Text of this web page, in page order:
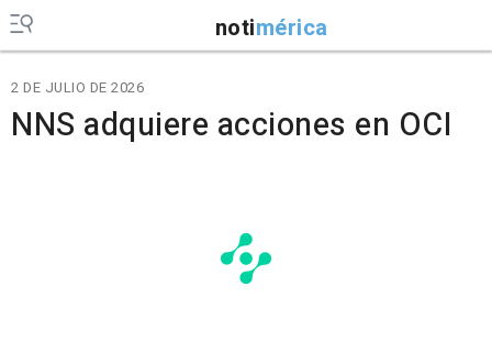
notimérica
2 DE JULIO DE 2026
NNS adquiere acciones en OCI